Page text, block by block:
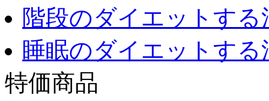
階段のダイエットす
睡眠のダイエットす
特価商品